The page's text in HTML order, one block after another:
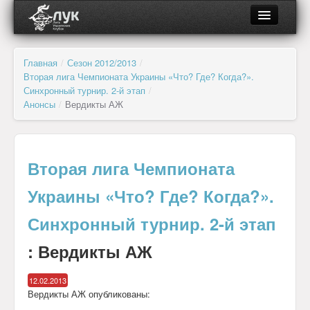
О ЛУК
Об организации
Органы управления и контроля
Клубы и лиги
Партнёры
Новости
Главная / Сезон 2012/2013 /
Вторая лига Чемпионата Украины «Что? Где? Когда?».
Синхронный турнир. 2-й этап /
Анонсы / Вердикты АЖ
Вторая лига Чемпионата
Украины «Что? Где? Когда?».
Синхронный турнир. 2-й этап
: Вердикты АЖ
12.02.2013
Вердикты АЖ опубликованы: